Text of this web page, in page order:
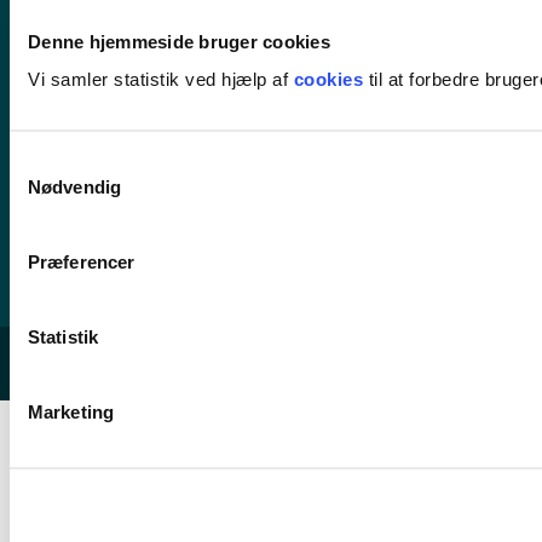
Denne hjemmeside bruger cookies
Vi samler statistik ved hjælp af cookies til at forbedre
Nødvendig
Præferencer
Statistik
Marketing
Kontakt os
Fredag kl. 07.30-13.00 (telefon til kl. 14.00)
EAN/GLN nummer 5798000559684